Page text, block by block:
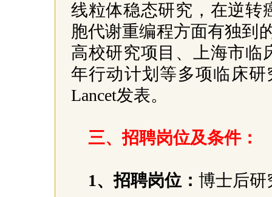
线粒体稳态研究，在逆转
胞代谢重编程方面有独到
高校研究项目、上海市临
年行动计划等多项临床
Lancet发表。
三、招聘岗位及条件：
1、招聘岗位： 博士后